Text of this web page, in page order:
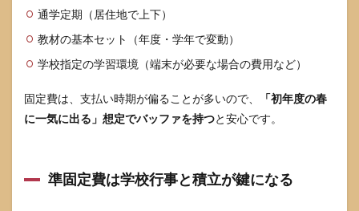
は“深
く入
りす
ぎな
が解
決す
白百
合学
通学定期（居住地で上下）
教材の基本セット（年度・学年で変動）
学校指定の学習環境（端末が必要な場合の費用など）
固定費は、支払い時期が偏ることが多いので、
「初年度の春
に一気に出る」想定でバッファを持つと安心です。
準固定費は学校行事と積立が鍵になる